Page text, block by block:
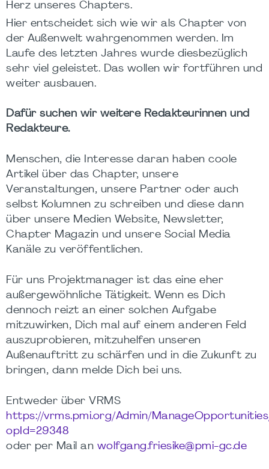
Herz unseres Chapters.
Hier entscheidet sich wie wir als Chapter von
der Außenwelt wahrgenommen werden. Im
Laufe des letzten Jahres wurde diesbezüglich
sehr viel geleistet. Das wollen wir fortführen und
weiter ausbauen.
Dafür suchen wir weitere Redakteurinnen und
Redakteure.
Menschen, die Interesse daran haben coole
Artikel über das Chapter, unsere
Veranstaltungen, unsere Partner oder auch
selbst Kolumnen zu schreiben und diese dann
über unsere Medien Website, Newsletter,
Chapter Magazin und unsere Social Media
Kanäle zu veröffentlichen.
Für uns Projektmanager ist das eine eher
außergewöhnliche Tätigkeit. Wenn es Dich
dennoch reizt an einer solchen Aufgabe
mitzuwirken, Dich mal auf einem anderen Feld
auszuprobieren, mitzuhelfen unseren
Außenauftritt zu schärfen und in die Zukunft zu
bringen, dann melde Dich bei uns.
Entweder über VRMS
https://vrms.pmi.org/Admin/
opId=29348
oder per Mail an wolfgang.friesike@pmi-gc.de